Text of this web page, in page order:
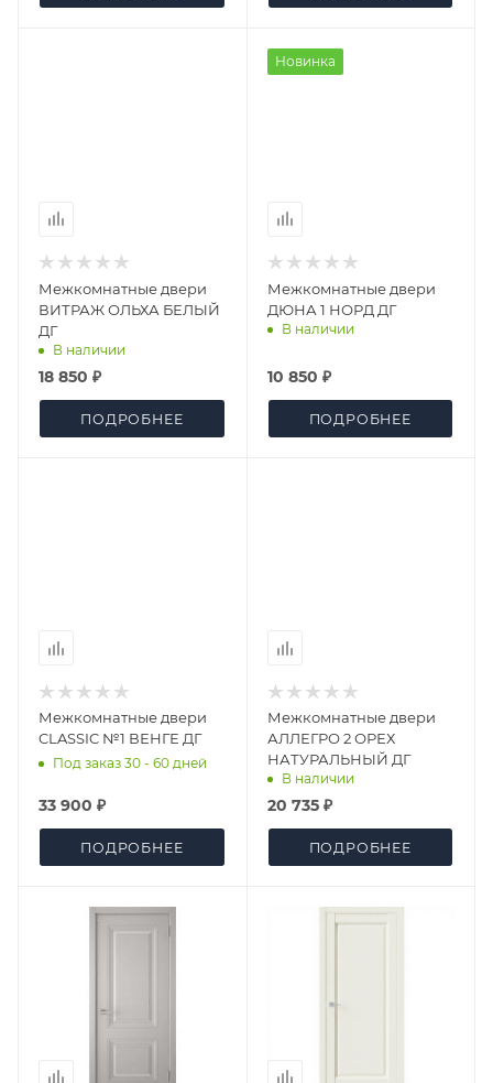
Межкомнатные двери
ВИТРАЖ ОЛЬХА БЕЛЫЙ
ДГ
В наличии
18 850 ₽
ПОДРОБНЕЕ
Новинка
Межкомнатные двери
ДЮНА 1 НОРД ДГ
В наличии
10 850 ₽
ПОДРОБНЕЕ
Межкомнатные двери
CLASSIC №1 ВЕНГЕ ДГ
Под заказ 30 - 60 дней
33 900 ₽
ПОДРОБНЕЕ
Межкомнатные двери
АЛЛЕГРО 2 ОРЕХ
НАТУРАЛЬНЫЙ ДГ
В наличии
20 735 ₽
ПОДРОБНЕЕ